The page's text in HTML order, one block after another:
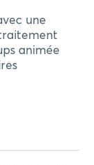
une
animée